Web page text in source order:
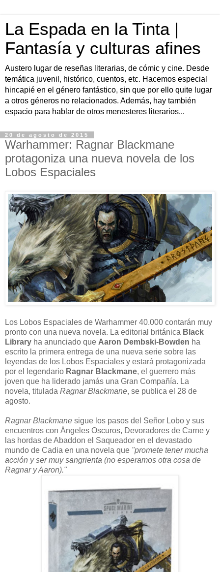
La Espada en la Tinta |
Fantasía y culturas afines
Austero lugar de reseñas literarias, de cómic y cine. Desde
temática juvenil, histórico, cuentos, etc. Hacemos especial
hincapié en el género fantástico, sin que por ello quite lugar
a otros géneros no relacionados. Además, hay también
espacio para hablar de otros menesteres literarios...
20 de agosto de 2015
Warhammer: Ragnar Blackmane
protagoniza una nueva novela de los
Lobos Espaciales
Los Lobos Espaciales de Warhammer 40.000 contarán muy
pronto con una nueva novela. La editorial británica Black
Library ha anunciado que Aaron Dembski-Bowden ha
escrito la primera entrega de una nueva serie sobre las
leyendas de los Lobos Espaciales y estará protagonizada
por el legendario Ragnar Blackmane, el guerrero más
joven que ha liderado jamás una Gran Compañía. La
novela, titulada Ragnar Blackmane, se publica el 28 de
agosto.
Ragnar Blackmane sigue los pasos del Señor Lobo y sus
encuentros con Ángeles Oscuros, Devoradores de Carne y
las hordas de Abaddon el Saqueador en el devastado
mundo de Cadia en una novela que "promete tener mucha
acción y ser muy sangrienta (no esperamos otra cosa de
Ragnar y Aaron)."